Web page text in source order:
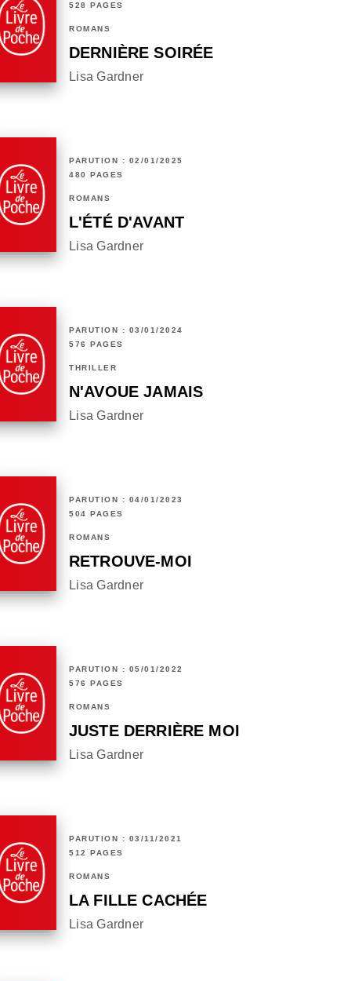
528 PAGES
ROMANS
DERNIÈRE SOIRÉE
Lisa Gardner
PARUTION : 02/01/2025
480 PAGES
ROMANS
L'ÉTÉ D'AVANT
Lisa Gardner
PARUTION : 03/01/2024
576 PAGES
THRILLER
N'AVOUE JAMAIS
Lisa Gardner
PARUTION : 04/01/2023
504 PAGES
ROMANS
RETROUVE-MOI
Lisa Gardner
PARUTION : 05/01/2022
576 PAGES
ROMANS
JUSTE DERRIÈRE MOI
Lisa Gardner
PARUTION : 03/11/2021
512 PAGES
ROMANS
LA FILLE CACHÉE
Lisa Gardner